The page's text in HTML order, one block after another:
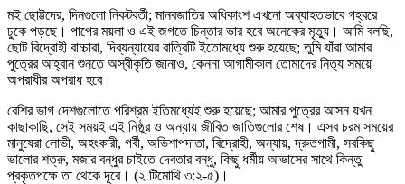
মই ছোট্টদের, দিনগুলো নিকটবর্তী; মানবজাতির অধিকাংশ এখনো অব্যাহতভাবে গহ্বরে
ঢুকে পড়ছে। পাপের ময়লা ও এই জগতে চিন্তার ভার হবে অনেকের মৃত্যু। আমি বলছি,
ছোট বিদ্রোহী বাচ্চারা, দিব্যন্যায়ের রাত্রিটি ইতোমধ্যে শুরু হয়েছে; তুমি যাঁরা আমার
পুত্রের আহ্বান শুনতে অস্বীকৃতি জানাও, কেননা আগামীকাল তোমাদের নিত্য সময়ে
অপরাধীর অপরাধ হবে।
বেশির ভাগ দেশগুলোতে পরিশ্রম ইতিমধ্যেই শুরু হয়েছে; আমার পুত্রের আসন যখন
কাছাকাছি, সেই সময়ই এই নিষ্ঠুর ও অন্যায় জীবিত জাতিগুলোর শেষ। এসব চরম সময়ের
মানুষেরা লোভী, অহংকারী, গর্বী, অভিশাপদাতা, বিদ্রোহী, অন্যায়, দ্রুতগামী, সবকিছু
ভালোর শত্রু, মজার বন্ধুর চাইতে দেবতার বন্ধু, কিছু ধর্মীয় আভাসের সাথে কিন্তু
প্রকৃতপক্ষে তা থেকে দূরে। (২ টিমোথি ৩:২-৫)।